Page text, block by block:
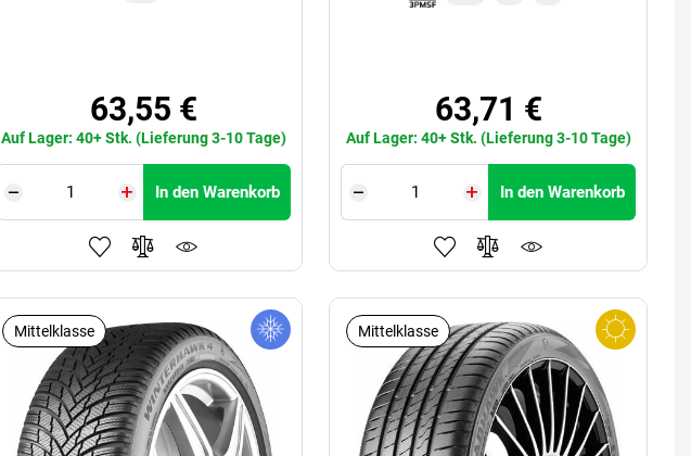
63,55 €
Auf Lager: 40+ Stk. (Lieferung 3-10 Tage)
In den Warenkorb
63,71 €
Auf Lager: 40+ Stk. (Lieferung 3-10 Tage)
In den Warenkorb
Mittelklasse Mittelklasse